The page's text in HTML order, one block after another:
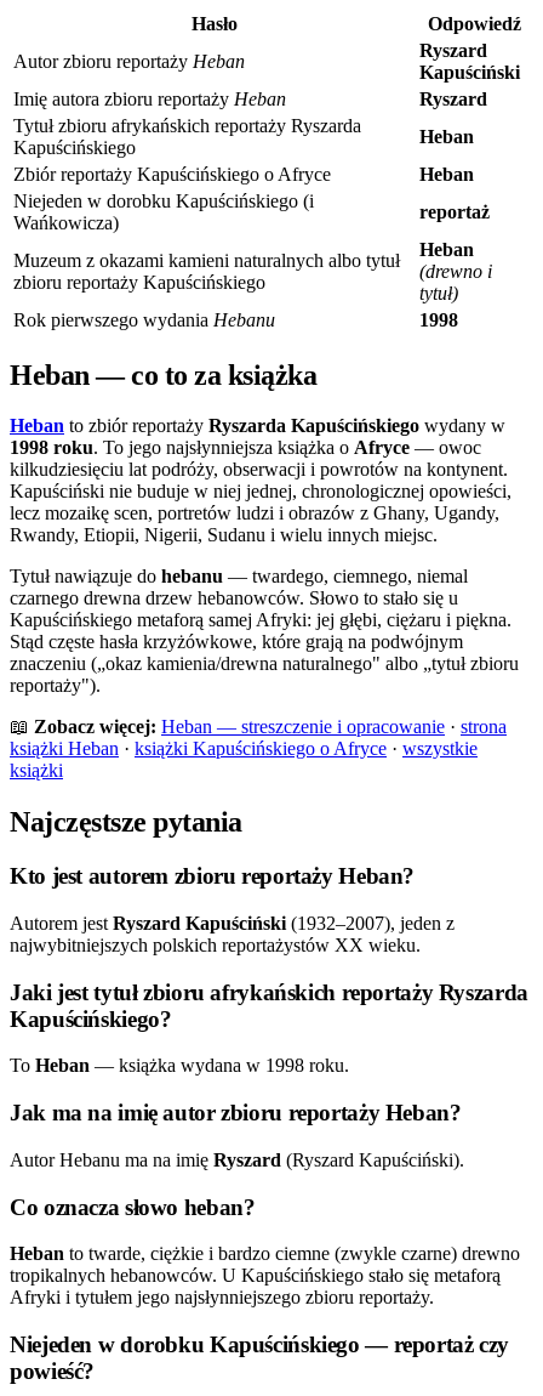
Hasło
Odpowiedź
Autor zbioru reportaży Heban
Ryszard
Kapuściński
Imię autora zbioru reportaży Heban
Ryszard
Tytuł zbioru afrykańskich reportaży Ryszarda
Kapuścińskiego
Heban
Zbiór reportaży Kapuścińskiego o Afryce
Heban
Niejeden w dorobku Kapuścińskiego (i
Wańkowicza)
reportaż
Muzeum z okazami kamieni naturalnych albo tytuł
zbioru reportaży Kapuścińskiego
Heban
(drewno i
tytuł)
Rok pierwszego wydania Hebanu 1998
Heban — co to za książka
Heban to zbiór reportaży Ryszarda Kapuścińskiego wydany w
1998 roku. To jego najsłynniejsza książka o Afryce — owoc
kilkudziesięciu lat podróży, obserwacji i powrotów na kontynent.
Kapuściński nie buduje w niej jednej, chronologicznej opowieści,
lecz mozaikę scen, portretów ludzi i obrazów z Ghany, Ugandy,
Rwandy, Etiopii, Nigerii, Sudanu i wielu innych miejsc.
Tytuł nawiązuje do hebanu — twardego, ciemnego, niemal
czarnego drewna drzew hebanowców. Słowo to stało się u
Kapuścińskiego metaforą samej Afryki: jej głębi, ciężaru i piękna.
Stąd częste hasła krzyżówkowe, które grają na podwójnym
znaczeniu („okaz kamienia/drewna naturalnego" albo „tytuł zbioru
reportaży").
📖 Zobacz więcej: Heban — streszczenie i opracowanie · strona
książki Heban · książki Kapuścińskiego o Afryce · wszystkie
książki
Najczęstsze pytania
Kto jest autorem zbioru reportaży Heban?
Autorem jest Ryszard Kapuściński (1932–2007), jeden z
najwybitniejszych polskich reportażystów XX wieku.
Jaki jest tytuł zbioru afrykańskich reportaży Ryszarda
Kapuścińskiego?
To Heban — książka wydana w 1998 roku.
Jak ma na imię autor zbioru reportaży Heban?
Autor Hebanu ma na imię Ryszard (Ryszard Kapuściński).
Co oznacza słowo heban?
Heban to twarde, ciężkie i bardzo ciemne (zwykle czarne) drewno
tropikalnych hebanowców. U Kapuścińskiego stało się metaforą
Afryki i tytułem jego najsłynniejszego zbioru reportaży.
Niejeden w dorobku Kapuścińskiego — reportaż czy
powieść?